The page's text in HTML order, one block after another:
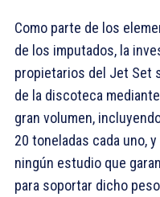
Como parte de los
de los imputados, la
propietarios del Jet Set
de la discoteca
gran volumen,
20 toneladas cada uno,
ningún estudio que
para soportar dicho